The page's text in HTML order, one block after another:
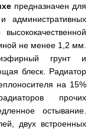
предназначен для
административных
не менее 1,2 мм.
грунт и
блеск. Радиатор
на 15%
прочих
остывание.
двух встроенных